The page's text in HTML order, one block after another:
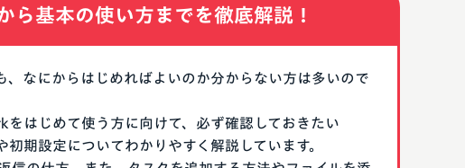
ら基本の使い方までを徹底解説！
なにからはじめればよいのか分からない方は多いので
はじめて使う方に向けて、必ず確認しておきたい
期設定についてわかりやすく解説しています。